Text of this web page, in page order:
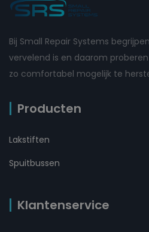
Bij Small Repair Systems
vervelend is en daarom
zo comfortabel mogelijk te
Producten
Lakstiften
Spuitbussen
Klantenservice